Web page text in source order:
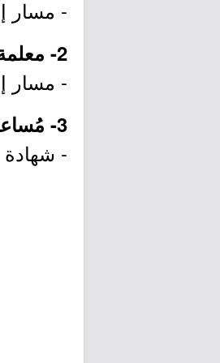
- مسار
2- معلمة تربية الخاصة:
- مسار
3- مُساعدة معلمة:
- شهادة